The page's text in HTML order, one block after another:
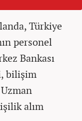
Türkiye
personel
Bankası
bilişim
alım